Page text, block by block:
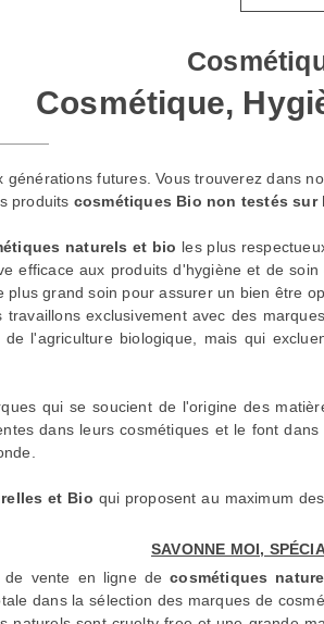
Cosmétique,
futures. Vous trouverez dans
produits cosmétiques Bio non testés sur
naturels et bio les plus
efficace aux produits d'hygiène et de
grand soin pour assurer un bien être
exclusivement avec des
l'agriculture biologique, mais qui
qui se soucient de l'origine des
dans leurs cosmétiques et le font
et Bio qui proposent au maximum
SAVONNE MOI,
vente en ligne de cosmétiques
dans la sélection des marques de